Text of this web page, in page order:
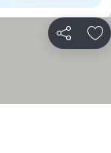
공유 즐